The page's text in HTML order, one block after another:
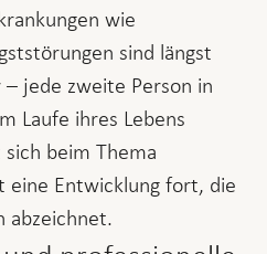
wie
sind längst
jede zweite Person in
Laufe ihres Lebens
beim Thema
eine Entwicklung fort, die
abzeichnet.